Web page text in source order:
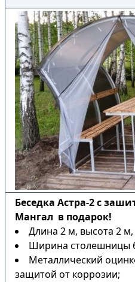
Беседка Астра-2 с
Мангал в подарок!
Длина 2 м, высота 2
Ширина столешницы
Металлический
защитой от коррозии;